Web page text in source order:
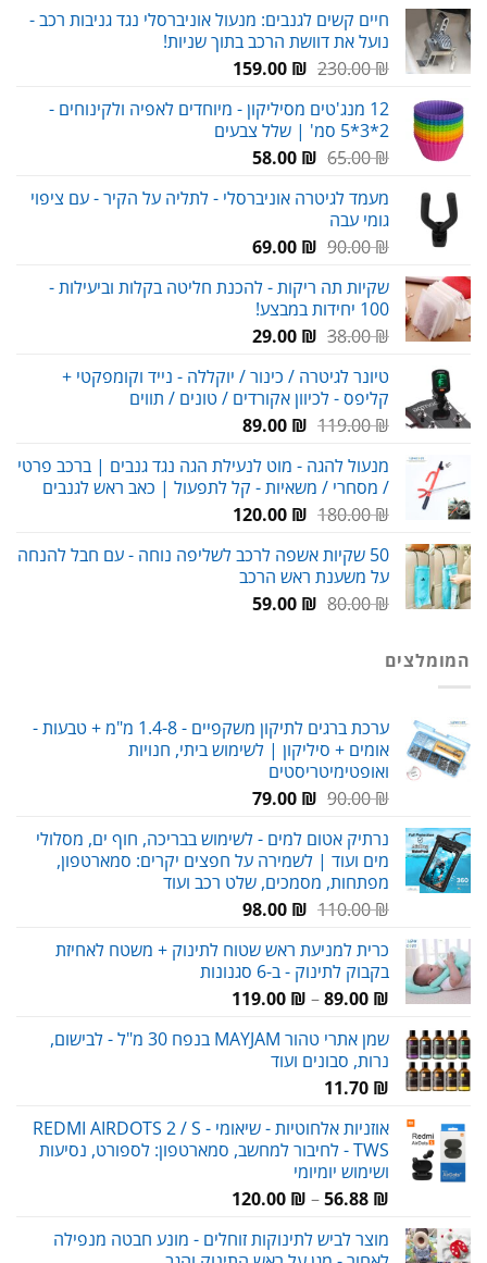
עד
חיים קשים לגנבים: מנעול אוניברסלי נגד גניבות רכב -
נועל את דוושת הרכב בתוך שניות!
230.00₪
המחיר
היה:
230.00 ₪.
159.00 ₪
המחיר
הוא:
159.00 ₪.
12 מנג'טים מסיליקון - מיוחדים לאפיה ולקינוחים -
2*3*5 סמ' | שלל צבעים
65.00₪
המחיר
היה:
58.00 ₪
המחיר
הוא:
מעמד לגיטרה אוניברסלי - לתליה על הקיר - עם ציפוי
גומי עבה
90.00₪
המחיר
היה:
90.00 ₪.
69.00 ₪
המחיר
הוא:
שקיות תה ריקות - להכנת חליטה בקלות וביעילות -
100 יחידות במבצע!
38.00₪
המחיר
היה:
38.00 ₪.
29.00 ₪
המחיר
הוא:
29.00 ₪.
טיונר לגיטרה / כינור / יוקללה - נייד וקומפקטי +
קליפס - לכיוון אקורדים / טונים / תווים
119.00₪
המחיר
היה:
119.00 ₪.
89.00 ₪
המחיר
הוא:
89.00 ₪.
מנעול להגה - מוט לנעילת הגה נגד גנבים | ברכב פרטי
/ מסחרי / משאיות - קל לתפעול | כאב ראש לגנבים
180.00₪
המחיר
היה:
180.00 ₪.
120.00 ₪
המחיר
הוא:
50 שקיות אשפה לרכב לשליפה נוחה - עם חבל להנחה
על משענת ראש הרכב
80.00₪
המחיר59.00 ₪
המחיר
המומלצים
ערכת ברגים לתיקון משקפיים - 1.4-8 מ"מ + טבעות -
אומים + סיליקון | לשימוש ביתי, חנויות
ואופטימיטריסטים
90.00₪
המחיר
היה:
90.00 ₪.
79.00 ₪
המחיר
הוא:
79.00 ₪.
נרתיק אטום למים - לשימוש בבריכה, חוף ים, מסלולי
מים ועוד | לשמירה על חפצים יקרים: סמארטפון,
מפתחות, מסמכים, שלט רכב ועוד
110.00₪
המחיר
היה:
110.00 ₪.
98.00 ₪
המחיר
הוא:
98.00 ₪.
כרית למניעת ראש שטוח לתינוק + משטח לאחיזת
בקבוק לתינוק - ב-6 סגנונות
89.00 ₪
–
119.00 ₪
שמן אתרי טהור MAYJAM בנפח 30 מ"ל - לבישום,
נרות, סבונים ועוד
11.70 ₪
אוזניות אלחוטיות - שיאומי REDMI AIRDOTS 2 / S -
TWS - לחיבור למחשב, סמארטפון: לספורט, נסיעות
ושימוש יומיומי
56.88 ₪
–
120.00 ₪
מוצר לביש לתינוקות זוחלים - מונע חבטה מנפילה